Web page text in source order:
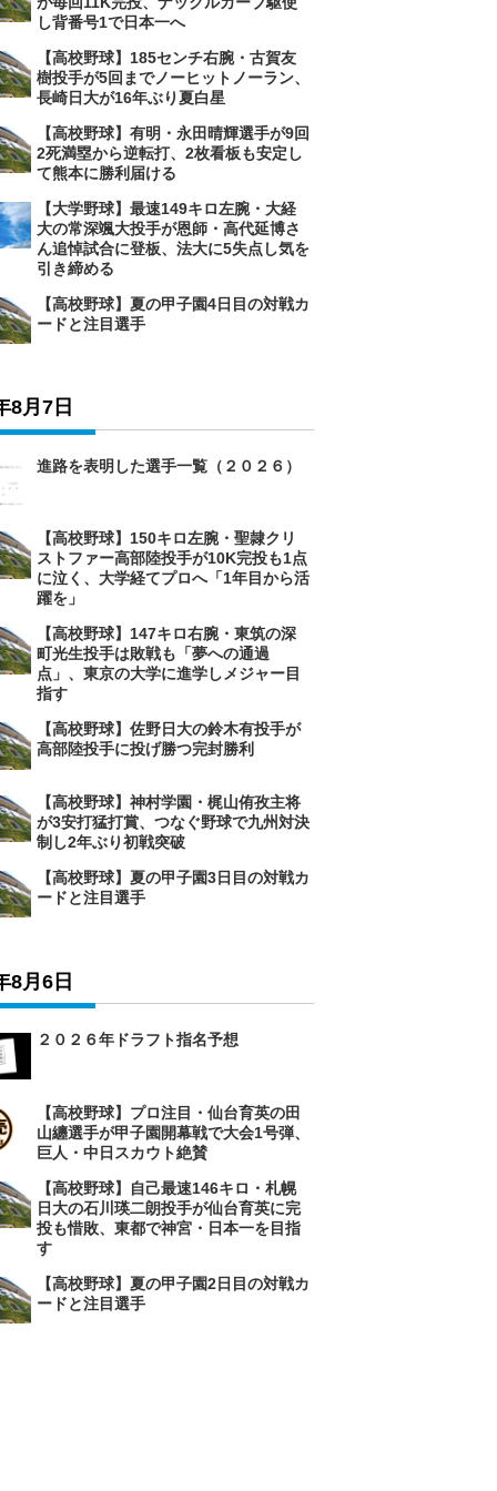
し背番号1で日本一へ
【高校野球】185センチ右腕・古賀友
樹投手が5回までノーヒットノーラン、
長崎日大が16年ぶり夏白星
【高校野球】有明・永田晴輝選手が9回
2死満塁から逆転打、2枚看板も安定し
て熊本に勝利届ける
【大学野球】最速149キロ左腕・大経
大の常深颯大投手が恩師・高代延博さ
ん追悼試合に登板、法大に5失点し気を
引き締める
【高校野球】夏の甲子園4日目の対戦カ
ードと注目選手
8月7日
進路を表明した選手一覧（２０２６）
【高校野球】150キロ左腕・聖隷クリ
ストファー高部陸投手が10K完投も1点
に泣く、大学経てプロへ「1年目から活
躍を」
【高校野球】147キロ右腕・東筑の深
町光生投手は敗戦も「夢への通過
点」、東京の大学に進学しメジャー目
指す
【高校野球】佐野日大の鈴木有投手が
高部陸投手に投げ勝つ完封勝利
【高校野球】神村学園・梶山侑孜主将
が3安打猛打賞、つなぐ野球で九州対決
制し2年ぶり初戦突破
【高校野球】夏の甲子園3日目の対戦カ
ードと注目選手
8月6日
２０２６年ドラフト指名予想
【高校野球】プロ注目・仙台育英の田
山纏選手が甲子園開幕戦で大会1号弾、
巨人・中日スカウト絶賛
【高校野球】自己最速146キロ・札幌
日大の石川瑛二朗投手が仙台育英に完
投も惜敗、東都で神宮・日本一を目指
す
【高校野球】夏の甲子園2日目の対戦カ
ードと注目選手